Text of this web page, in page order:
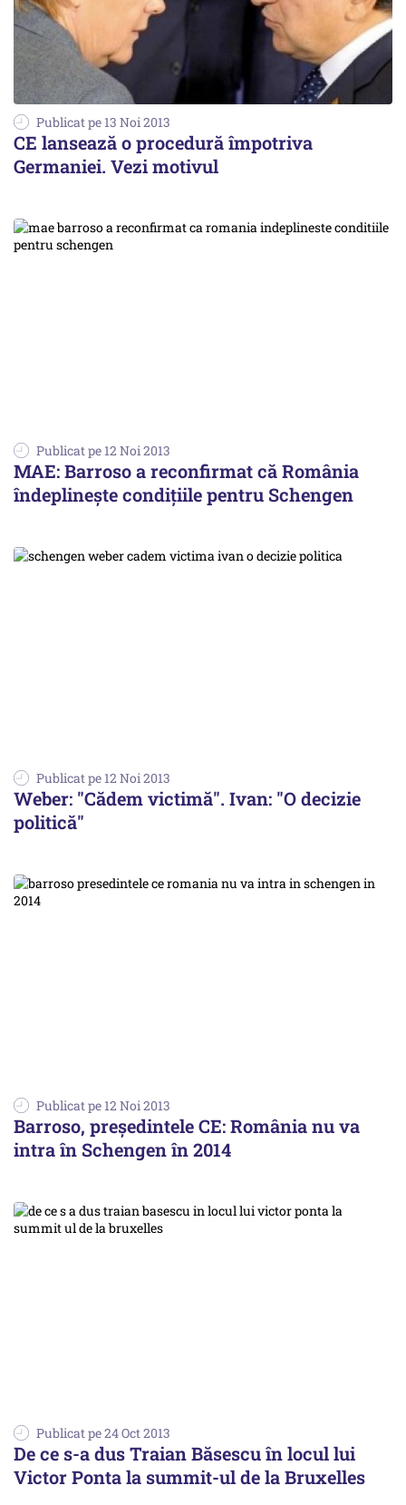
Publicat pe 13 Noi 2013
CE lansează o procedură împotriva
Germaniei. Vezi motivul
Publicat pe 12 Noi 2013
MAE: Barroso a reconfirmat că România
îndeplinește condițiile pentru Schengen
Publicat pe 12 Noi 2013
Weber: "Cădem victimă". Ivan: "O decizie
politică"
Publicat pe 12 Noi 2013
Barroso, președintele CE: România nu va
intra în Schengen în 2014
Publicat pe 24 Oct 2013
De ce s-a dus Traian Băsescu în locul lui
Victor Ponta la summit-ul de la Bruxelles